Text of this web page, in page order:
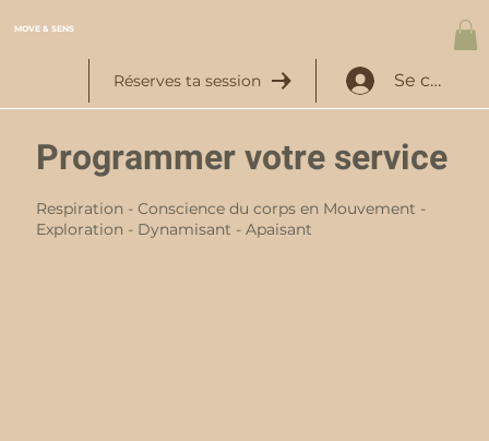
MOVE & SENS
Réserves ta session Se
Programmer votre service
Respiration - Conscience du corps en Mouvement -
Exploration - Dynamisant - Apaisant